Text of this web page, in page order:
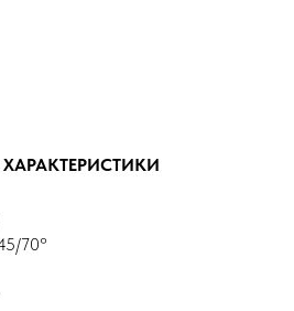
70°